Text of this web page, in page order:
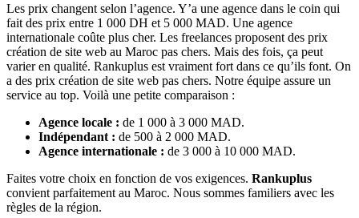
Les prix changent selon l’agence. Y’a une agence dans le coin qui
fait des prix entre 1 000 DH et 5 000 MAD. Une agence
internationale coûte plus cher. Les freelances proposent des prix
création de site web au Maroc pas chers. Mais des fois, ça peut
varier en qualité. Rankuplus est vraiment fort dans ce qu’ils font. On
a des prix création de site web pas chers. Notre équipe assure un
service au top. Voilà une petite comparaison :
Agence locale : de 1 000 à 3 000 MAD.
Indépendant : de 500 à 2 000 MAD.
Agence internationale : de 3 000 à 10 000 MAD.
Faites votre choix en fonction de vos exigences. Rankuplus
convient parfaitement au Maroc. Nous sommes familiers avec les
règles de la région.